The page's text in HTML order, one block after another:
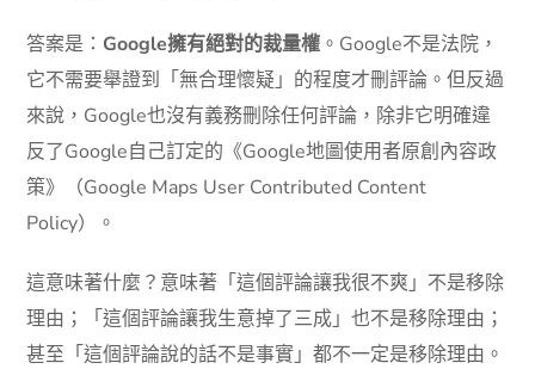
答案是： Google擁有絕對的裁量權 。Google不是法院，
它不需要舉證到「無合理懷疑」的程度才刪評論。但反過
來說，Google也沒有義務刪除任何評論，除非它明確違
反了Google自己訂定的《Google地圖使用者原創內容政
策》（Google Maps User Contributed Content
Policy）。
這意味著什麼？意味著「這個評論讓我很不爽」不是移除
理由；「這個評論讓我生意掉了三成」也不是移除理由；
甚至「這個評論說的話不是事實」都不一定是移除理由。